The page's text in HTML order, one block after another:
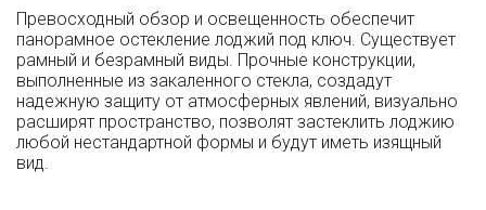
Превосходный обзор и освещенность обеспечит
панорамное остекление лоджий под ключ. Существует
рамный и безрамный виды. Прочные конструкции,
выполненные из закаленного стекла, создадут
надежную защиту от атмосферных явлений, визуально
расширят пространство, позволят застеклить лоджию
любой нестандартной формы и будут иметь изящный
вид.